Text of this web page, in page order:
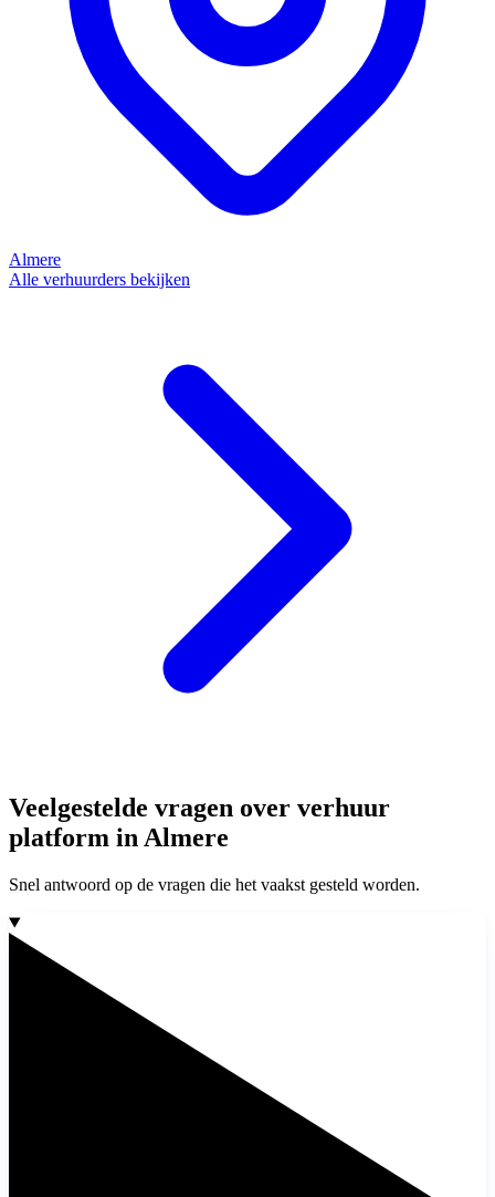
Almere
Alle verhuurders bekijken
Veelgestelde vragen over verhuur
platform in Almere
Snel antwoord op de vragen die het vaakst gesteld worden.